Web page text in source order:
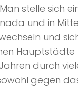
stelle sich
und in
und
durch
gegen